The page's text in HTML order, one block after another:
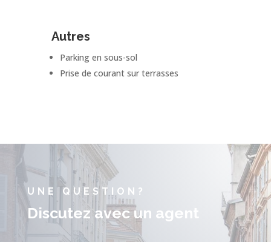
Autres
Parking en sous-sol
Prise de courant sur terrasses
UNE QUESTION?
Discutez avec un agent